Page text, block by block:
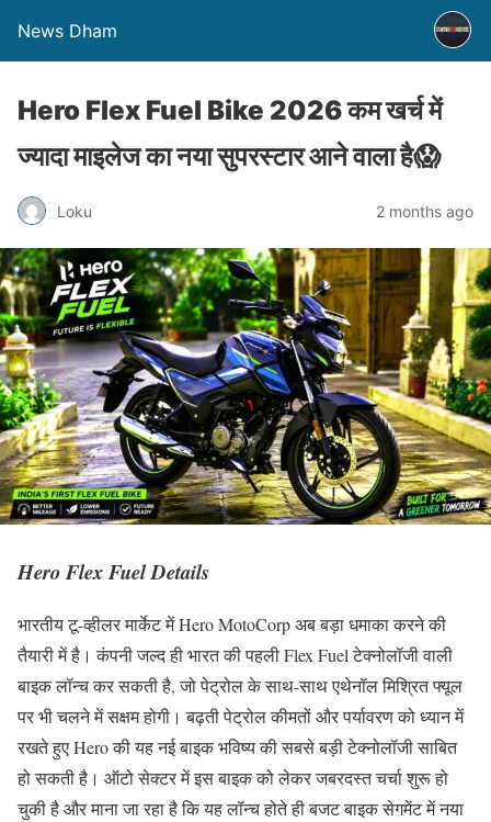
News Dham
Hero Flex Fuel Bike 2026 कम खर्च में
ज्यादा माइलेज का नया सुपरस्टार आने वाला है😱
Loku 2 months ago
HeroFlexFuel Details
भारतीय टू-व्हीलर मार्केट में Hero MotoCorp अब बड़ा धमाका करने की
तैयारी में है। कंपनी जल्द ही भारत की पहली Flex Fuel टेक्नोलॉजी वाली
बाइक लॉन्च कर सकती है, जो पेट्रोल के साथ-साथ एथेनॉल मिश्रित फ्यूल
पर भी चलने में सक्षम होगी। बढ़ती पेट्रोल कीमतों और पर्यावरण को ध्यान में
रखते हुए Hero की यह नई बाइक भविष्य की सबसे बड़ी टेक्नोलॉजी साबित
हो सकती है। ऑटो सेक्टर में इस बाइक को लेकर जबरदस्त चर्चा शुरू हो
चुकी है और माना जा रहा है कि यह लॉन्च होते ही बजट बाइक सेगमेंट में नया